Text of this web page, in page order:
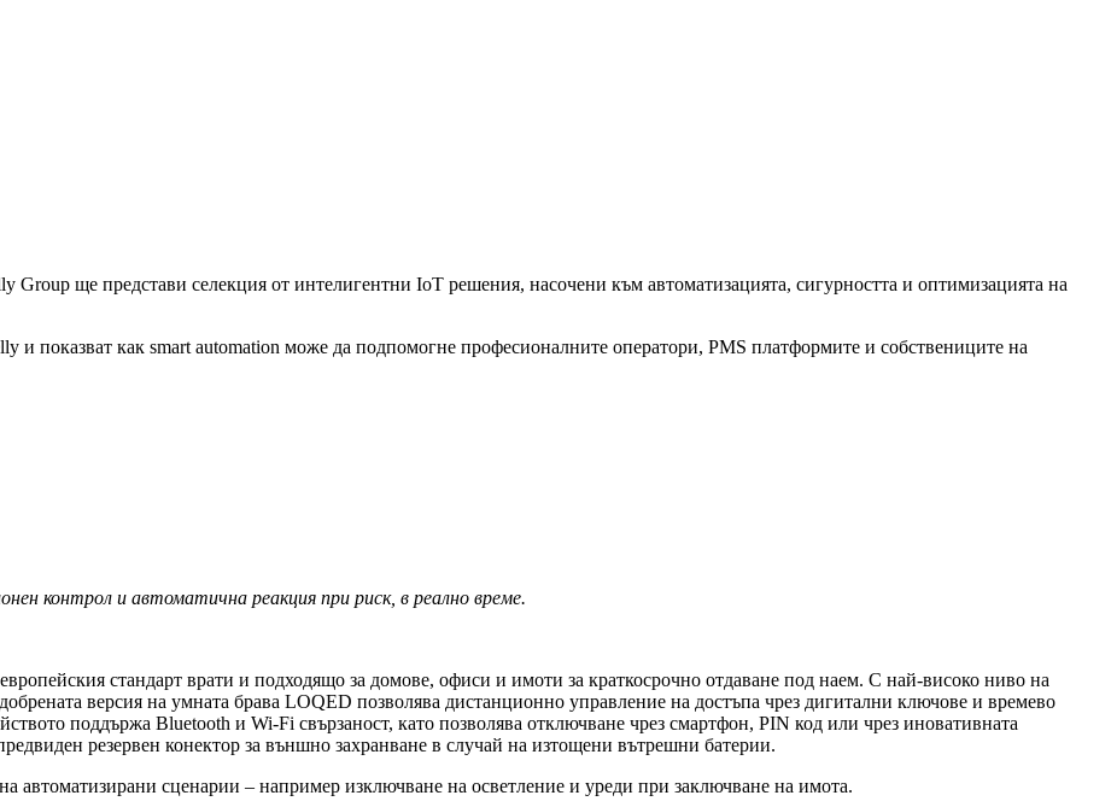
ще представи селекция от интелигентни IoT решения, насочени към автоматизацията, сигурността и оптимизацията на
и показват как smart automation може да подпомогне професионалните оператори, PMS платформите и собствениците на
контрол и автоматична реакция при риск, в реално време.
стандарт врати и подходящо за домове, офиси и имоти за краткосрочно отдаване под наем. С най-високо ниво на
версия на умната брава LOQED позволява дистанционно управление на достъпа чрез дигитални ключове и времево
поддържа Bluetooth и Wi-Fi свързаност, като позволява отключване чрез смартфон, PIN код или чрез иновативната
резервен конектор за външно захранване в случай на изтощени вътрешни батерии.
автоматизирани сценарии – например изключване на осветление и уреди при заключване на имота.